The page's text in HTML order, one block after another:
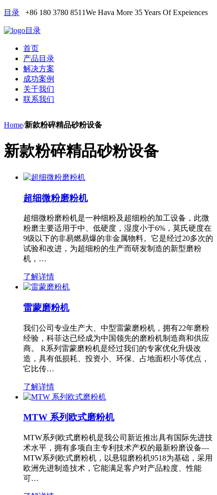
目录 +86 180 3780 8511We Hava More 35 Years Of Expeiences
目录
首页
产品目录
解决方案
成功案例
关于我们
联系我们
Home/新款粉碎精品砂粉设备
新款粉碎精品砂粉设备
超细微粉磨粉机
超细微粉磨粉机是一种细粉及超细粉的加工设备，此微
粉磨主要适用于中、低硬度，湿度小于6%，莫氏硬度在
9级以下的非易燃易爆的非金属物料。它是经过20多次的
试验和改进，为超细粉的生产而研发制造的新型磨粉
机，…
了解详情
雷蒙磨粉机
我们公司专业生产大、中型雷蒙磨粉机，拥有22年磨粉
经验，科菲达已经成为中国领先的磨粉机制造商和供应
商。 R系列雷蒙磨粉机是经过我们的专家优化升级改
造，具有低损耗、投资小、环保、占地面积小等优点，
它比传…
了解详情
MTW 系列欧式磨粉机
MTW系列欧式磨粉机是我公司新近推出具有国际先进技
术水平，拥有多项自主专利技术产权的最新粉磨设备—
MTW系列欧式磨粉机，以悬辊磨粉机9518为基础，采用
欧洲先进制造技术，它能满足客户对产品粒度、性能
可…